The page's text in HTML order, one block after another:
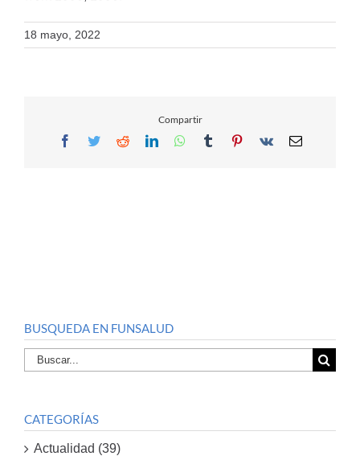
18 mayo, 2022
Compartir
Facebook
TwitterRedditLinkedInWhatsApp
TumblrPinterest
Vk Email
BUSQUEDA EN FUNSALUD
Buscar
por:
CATEGORÍAS
Actualidad (39)